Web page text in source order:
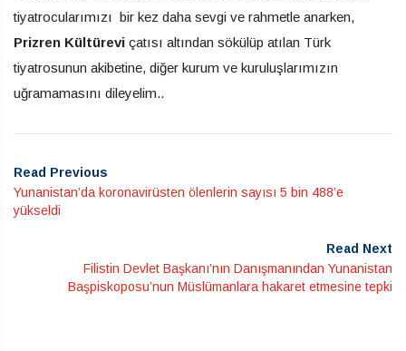
tiyatrocularımızı bir kez daha sevgi ve rahmetle anarken,
Prizren Kültürevi çatısı altından sökülüp atılan Türk
tiyatrosunun akibetine, diğer kurum ve kuruluşlarımızın
uğramamasını dileyelim..
Read Previous
Yunanistan’da koronavirüsten ölenlerin sayısı 5 bin 488’e
yükseldi
Read Next
Filistin Devlet Başkanı’nın Danışmanından Yunanistan
Başpiskoposu’nun Müslümanlara hakaret etmesine tepki